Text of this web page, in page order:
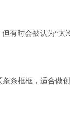
有时会被认为“太
条框框，适合做